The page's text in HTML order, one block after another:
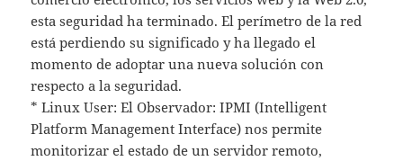
esta seguridad ha terminado. El perímetro de la red
está perdiendo su significado y ha llegado el
momento de adoptar una nueva solución con
respecto a la seguridad.
* Linux User: El Observador: IPMI (Intelligent
Platform Management Interface) nos permite
monitorizar el estado de un servidor remoto,